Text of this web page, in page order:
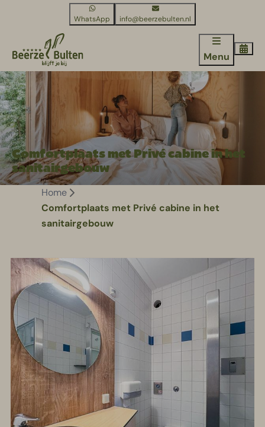
WhatsApp info@beerzebulten.nl
Menu
Comfortplaats met Privé cabine in het
sanitairgebouw
Home
Comfortplaats met Privé cabine in het
sanitairgebouw